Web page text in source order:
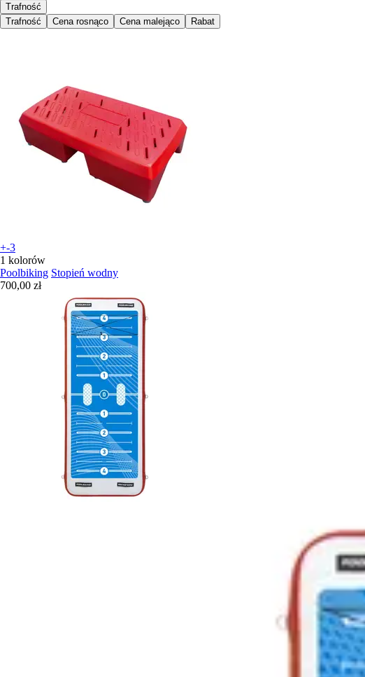
Trafność
Trafność
Cena rosnąco Cena malejąco Rabat
+-3
1 kolorów
Poolbiking Stopień wodny
700,00 zł